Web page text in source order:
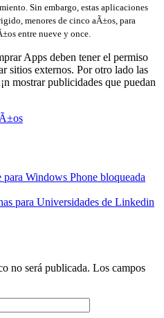
Sin embargo, estas aplicaciones
menores de cinco aÃ±os, para
entre nueve y once.
Apps deben tener el permiso
sitios externos. Por otro lado las
mostrar publicidades que puedan
Windows Phone bloqueada
para Universidades de Linkedin
no será publicada. Los campos